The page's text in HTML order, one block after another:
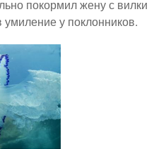
покормил жену с вилки
у поклонников.